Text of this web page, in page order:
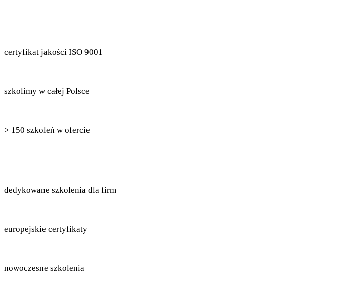
certyfikat jakości ISO 9001
szkolimy w całej Polsce
> 150 szkoleń w ofercie
dedykowane szkolenia dla firm
europejskie certyfikaty
nowoczesne szkolenia